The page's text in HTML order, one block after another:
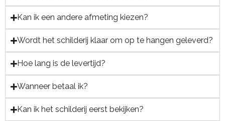
Kan ik een andere afmeting kiezen?
Wordt het schilderij klaar om op te hangen geleverd?
Hoe lang is de levertijd?
Wanneer betaal ik?
Kan ik het schilderij eerst bekijken?